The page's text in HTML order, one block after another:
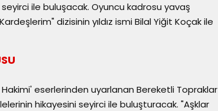
ile buluşacak. Oyuncu kadrosu yavaş
dizisinin yıldız ismi Bilal Yiğit Koçak ile
eserlerinden uyarlanan Bereketli Topraklar
hikayesini seyirci ile buluşturacak. "Aşklar